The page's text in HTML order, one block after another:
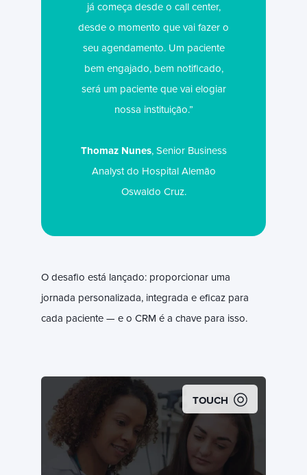
já começa desde o call center,
desde o momento que vai fazer o
seu agendamento. Um paciente
bem engajado, bem notificado,
será um paciente que vai elogiar
nossa instituição.”
Thomaz Nunes, Senior Business
Analyst do Hospital Alemão
Oswaldo Cruz.
O desafio está lançado: proporcionar uma
jornada personalizada, integrada e eficaz para
cada paciente — e o CRM é a chave para isso.
TOUCH